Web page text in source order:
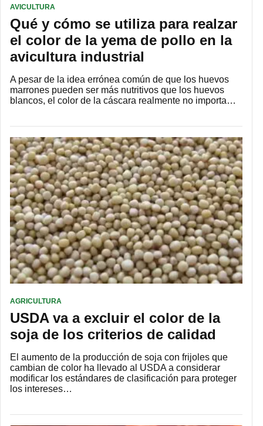
AVICULTURA
Qué y cómo se utiliza para realzar
el color de la yema de pollo en la
avicultura industrial
A pesar de la idea errónea común de que los huevos
marrones pueden ser más nutritivos que los huevos
blancos, el color de la cáscara realmente no importa…
AGRICULTURA
USDA va a excluir el color de la
soja de los criterios de calidad
El aumento de la producción de soja con frijoles que
cambian de color ha llevado al USDA a considerar
modificar los estándares de clasificación para proteger
los intereses…